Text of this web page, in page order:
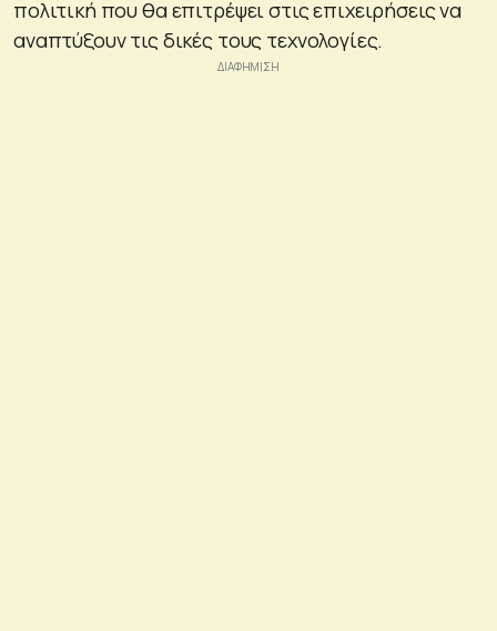
πολιτική που θα επιτρέψει στις επιχειρήσεις να
αναπτύξουν τις δικές τους τεχνολογίες.